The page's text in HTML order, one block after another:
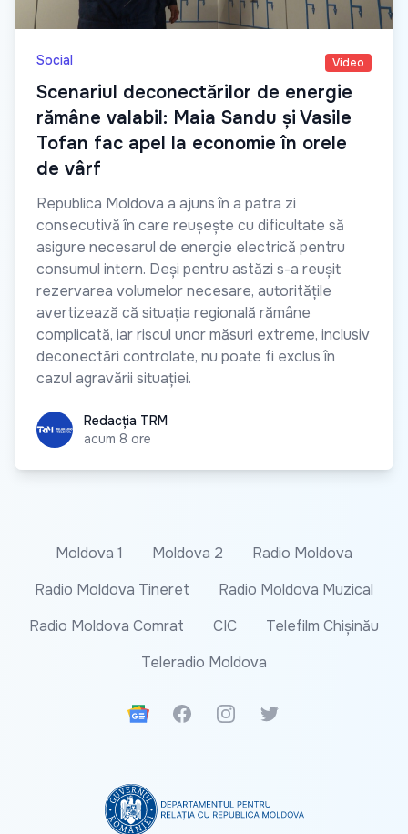
Social Video
Scenariul deconectărilor de energie
rămâne valabil: Maia Sandu și Vasile
Tofan fac apel la economie în orele
de vârf
Republica Moldova a ajuns în a patra zi
consecutivă în care reușește cu dificultate să
asigure necesarul de energie electrică pentru
consumul intern. Deși pentru astăzi s-a reușit
rezervarea volumelor necesare, autoritățile
avertizează că situația regională rămâne
complicată, iar riscul unor măsuri extreme, inclusiv
deconectări controlate, nu poate fi exclus în
cazul agravării situației.
Redacția TRM
Redacția TRM
acum 8 ore
Moldova 1 Moldova 2
Radio Moldova
Radio Moldova Tineret
Radio Moldova Muzical
Radio Moldova Comrat
CIC
Telefilm Chișinău
Teleradio Moldova
Google News
FacebookInstagramTwitter